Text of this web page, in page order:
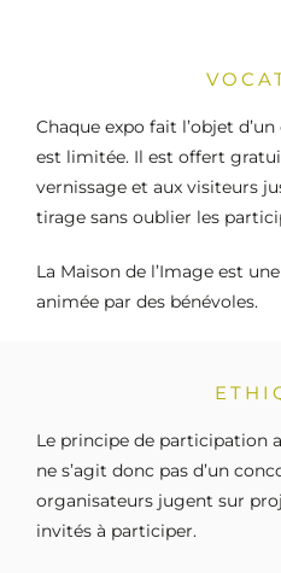
Chaque expo fait l’objet
est limitée. Il est offert
vernissage et aux visiteurs
tirage sans oublier les
La Maison de l’Image est
animée par des bénévoles.
Le principe de participation
ne s’agit donc pas d’un
organisateurs jugent sur
invités à participer.